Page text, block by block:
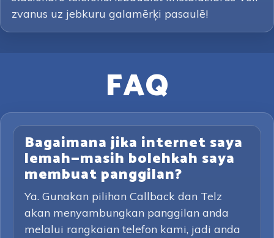
zvanus uz jebkuru galamērķi pasaulē!
FAQ
Bagaimana jika internet saya
lemah—masih bolehkah saya
membuat panggilan?
Ya. Gunakan pilihan Callback dan Telz
akan menyambungkan panggilan anda
melalui rangkaian telefon kami, jadi anda